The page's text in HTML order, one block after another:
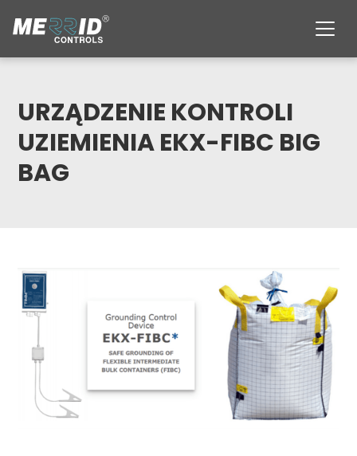
URZĄDZENIE KONTROLI
UZIEMIENIA EKX-FIBC BIG
BAG